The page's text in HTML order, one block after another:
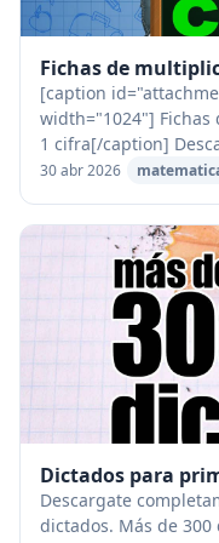
Fichas de
[caption
width="1024"]
1 cifra[/caption]
de 210
30 abr 2026
Dictados para
Descargate
dictados. Más de